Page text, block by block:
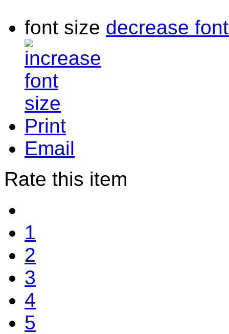
font size decrease
Print
Email
Rate this item
1
2
3
4
5